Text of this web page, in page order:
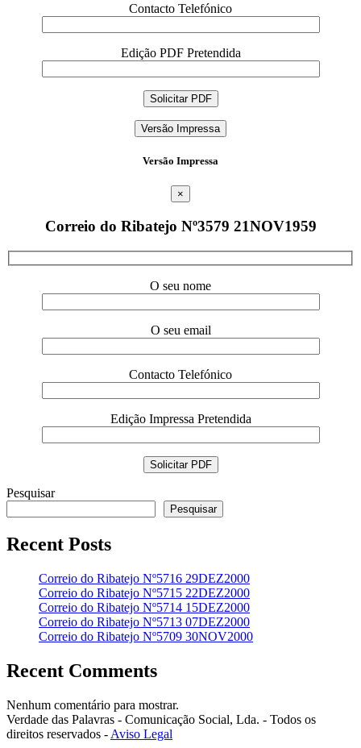
Contacto Telefónico
Edição PDF Pretendida
Versão Impressa
Versão Impressa
×
Correio do Ribatejo Nº3579 21NOV1959
O seu nome
O seu email
Contacto Telefónico
Edição Impressa Pretendida
Pesquisar
Pesquisar
Recent Posts
Correio do Ribatejo Nº5716 29DEZ2000
Correio do Ribatejo Nº5715 22DEZ2000
Correio do Ribatejo Nº5714 15DEZ2000
Correio do Ribatejo Nº5713 07DEZ2000
Correio do Ribatejo Nº5709 30NOV2000
Recent Comments
Nenhum comentário para mostrar.
Verdade das Palavras - Comunicação Social, Lda. - Todos os
direitos reservados - Aviso Legal